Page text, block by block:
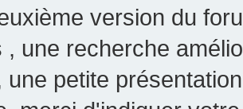
version du
, une recherche
une petite